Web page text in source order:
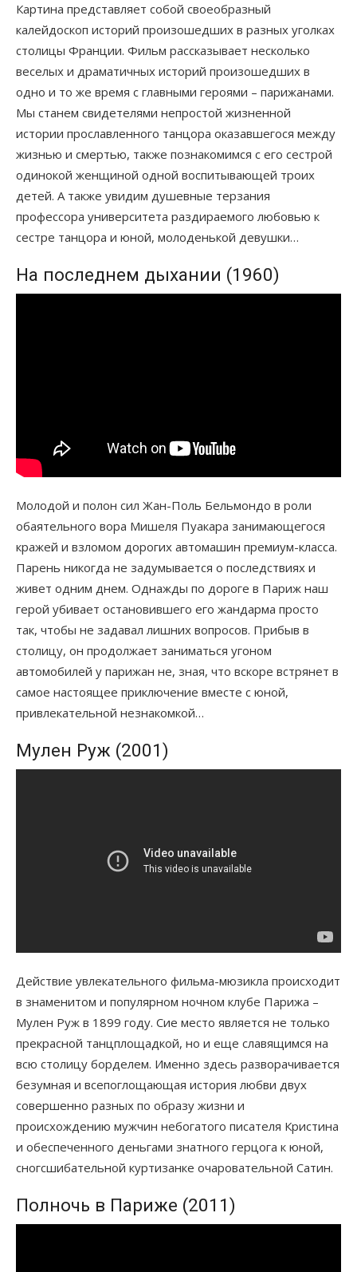
Картина представляет собой своеобразный
калейдоскоп историй произошедших в разных уголках
столицы Франции. Фильм рассказывает несколько
веселых и драматичных историй произошедших в
одно и то же время с главными героями – парижанами.
Мы станем свидетелями непростой жизненной
истории прославленного танцора оказавшегося между
жизнью и смертью, также познакомимся с его сестрой
одинокой женщиной одной воспитывающей троих
детей. А также увидим душевные терзания
профессора университета раздираемого любовью к
сестре танцора и юной, молоденькой девушки…
На последнем дыхании (1960)
Молодой и полон сил Жан-Поль Бельмондо в роли
обаятельного вора Мишеля Пуакара занимающегося
кражей и взломом дорогих автомашин премиум-класса.
Парень никогда не задумывается о последствиях и
живет одним днем. Однажды по дороге в Париж наш
герой убивает остановившего его жандарма просто
так, чтобы не задавал лишних вопросов. Прибыв в
столицу, он продолжает заниматься угоном
автомобилей у парижан не, зная, что вскоре встрянет в
самое настоящее приключение вместе с юной,
привлекательной незнакомкой…
Мулен Руж (2001)
Действие увлекательного фильма-мюзикла происходит
в знаменитом и популярном ночном клубе Парижа –
Мулен Руж в 1899 году. Сие место является не только
прекрасной танцплощадкой, но и еще славящимся на
всю столицу борделем. Именно здесь разворачивается
безумная и всепоглощающая история любви двух
совершенно разных по образу жизни и
происхождению мужчин небогатого писателя Кристина
и обеспеченного деньгами знатного герцога к юной,
сногсшибательной куртизанке очаровательной Сатин.
Полночь в Париже (2011)